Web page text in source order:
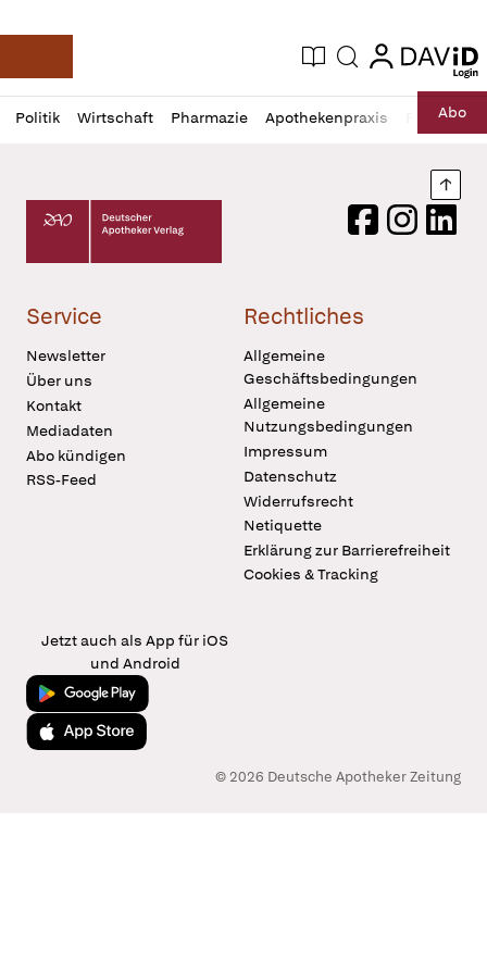
Deutsche Apotheker Zeitung
Aktuelle Ausgabe
Suche login
login
Politik Wirtschaft Pharmazie Apothekenpraxis RechtAbo
Profil
öffnen
Daz
Pur
Deutscher Apotheker Verlag Logo
FacebookInstagram
Service
Newsletter
Über uns
Kontakt
Mediadaten
Abo kündigen
RSS-Feed
Rechtliches
Allgemeine
Geschäftsbedingungen
Allgemeine
Nutzungsbedingungen
Impressum
Datenschutz
Widerrufsrecht
Netiquette
Erklärung zur Barrierefreiheit
Cookies & Tracking
Jetzt auch als App für iOS
und Android
Jetzt bei Google Play
Laden im App Store
© 2026 Deutsche Apotheker Zeitung